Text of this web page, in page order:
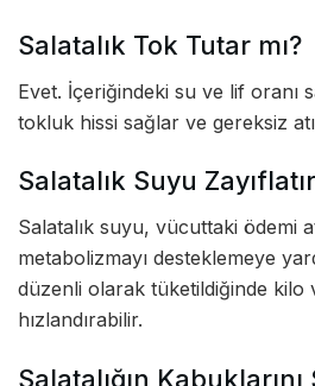
Salatalık Tok Tutar mı?
Evet. İçeriğindeki su ve lif oranı
tokluk hissi sağlar ve gereksiz
Salatalık Suyu
Salatalık suyu, vücuttaki ödemi
metabolizmayı desteklemeye
düzenli olarak tüketildiğinde kilo
hızlandırabilir.
Salatalığın